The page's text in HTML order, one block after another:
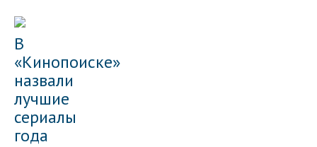
В
«Кинопоиске»
назвали
лучшие
сериалы
года